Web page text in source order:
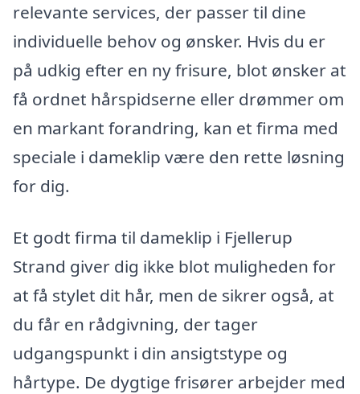
relevante services, der passer til dine
individuelle behov og ønsker. Hvis du er
på udkig efter en ny frisure, blot ønsker at
få ordnet hårspidserne eller drømmer om
en markant forandring, kan et firma med
speciale i dameklip være den rette løsning
for dig.
Et godt firma til dameklip i Fjellerup
Strand giver dig ikke blot muligheden for
at få stylet dit hår, men de sikrer også, at
du får en rådgivning, der tager
udgangspunkt i din ansigtstype og
hårtype. De dygtige frisører arbejder med